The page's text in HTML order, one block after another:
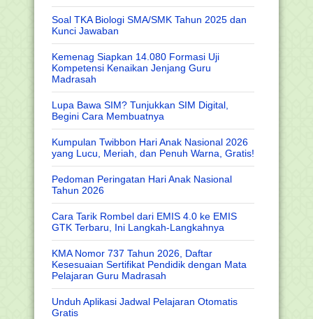
Soal TKA Biologi SMA/SMK Tahun 2025 dan
Kunci Jawaban
Kemenag Siapkan 14.080 Formasi Uji
Kompetensi Kenaikan Jenjang Guru
Madrasah
Lupa Bawa SIM? Tunjukkan SIM Digital,
Begini Cara Membuatnya
Kumpulan Twibbon Hari Anak Nasional 2026
yang Lucu, Meriah, dan Penuh Warna, Gratis!
Pedoman Peringatan Hari Anak Nasional
Tahun 2026
Cara Tarik Rombel dari EMIS 4.0 ke EMIS
GTK Terbaru, Ini Langkah-Langkahnya
KMA Nomor 737 Tahun 2026, Daftar
Kesesuaian Sertifikat Pendidik dengan Mata
Pelajaran Guru Madrasah
Unduh Aplikasi Jadwal Pelajaran Otomatis
Gratis